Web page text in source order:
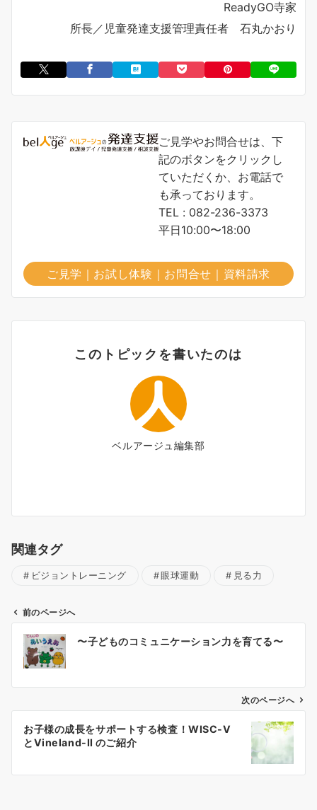
ReadyGO寺家
所長／児童発達支援管理責任者 石丸かおり
ご見学やお問合せは、下
記のボタンをクリックし
ていただくか、お電話で
も承っております。
TEL : 082-236-3373
平日10:00〜18:00
ご見学｜お試し体験｜お問合せ｜資料請求
このトピックを書いたのは
ベルアージュ編集部
関連タグ
ビジョントレーニング 眼球運動 見る力
投
稿
ゲ
シ
前のページへ
〜子どものコミュニケーション力を育てる〜
次のページへ
お子様の成長をサポートする検査！WISC-Ⅴ
とVineland-Ⅱ のご紹介